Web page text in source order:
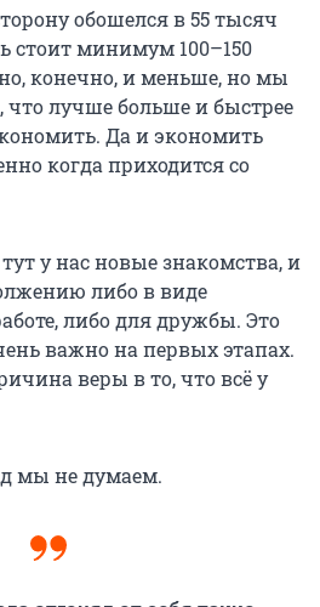
обошелся в 55 тысяч
стоит минимум 100–150
конечно, и меньше, но мы
что лучше больше и быстрее
Да и экономить
когда приходится со
у нас новые знакомства, и
либо в виде
либо для дружбы. Это
важно на первых этапах.
веры в то, что всё у
мы не думаем.